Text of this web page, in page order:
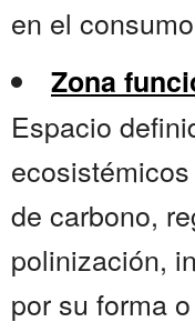
en el
Zona
Espacio
de carbono,
polinización,
por su forma